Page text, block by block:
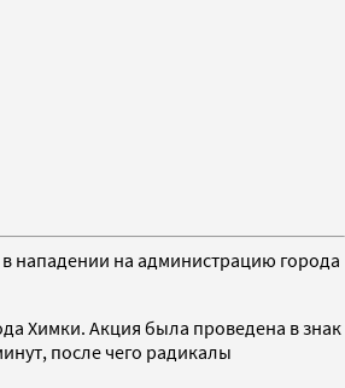
нападении на администрацию города
Химки. Акция была проведена в знак
после чего радикалы